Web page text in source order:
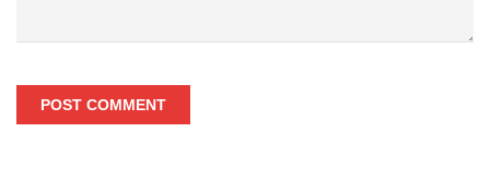
POST COMMENT